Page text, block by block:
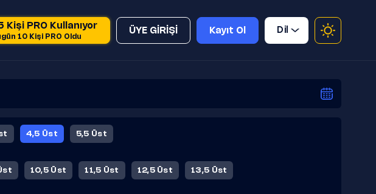
Kişi PRO Kullanıyor
10 Kişi PRO Oldu
ÜYE GİRİŞİ Kayıt Ol Dil
4,5 Üst 5,5 Üst
10,5 Üst 11,5 Üst 12,5 Üst 13,5 Üst